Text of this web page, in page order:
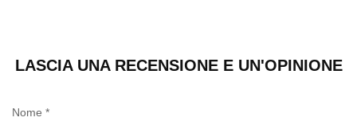
LASCIA UNA RECENSIONE E UN'OPINIONE
Nome *